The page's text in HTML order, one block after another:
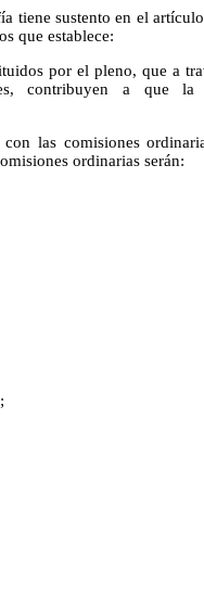
tiene sustento en el
que establece:
por el pleno, que a
contribuyen a que la
las comisiones
ordinarias serán: